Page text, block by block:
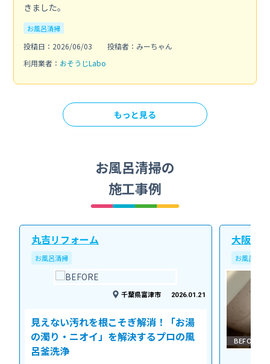
きました。
お風呂清掃
投稿日：2026/06/03
投稿者：みーちゃん
利用業者： おそうじLabo
もっと見る
お風呂清掃の
施工事例
丸吉リフォーム
お風呂清掃
千葉県富津市 2026.01.21
見えない汚れを根こそぎ解消！「お湯
の濁り・ニオイ」を解決するプロの風
呂釜洗浄
大阪北
お風呂清掃
BEFORE